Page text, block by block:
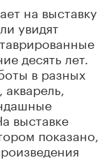
на выставку
увидят
десять лет.
в разных
выставке
показано,